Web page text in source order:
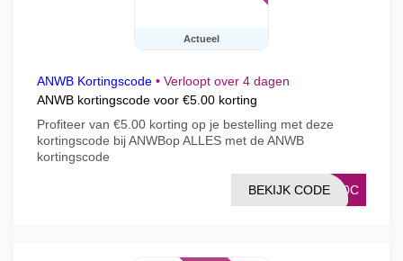
Actueel
ANWB Kortingscode • Verloopt over 4 dagen
ANWB kortingscode voor €5.00 korting
Profiteer van €5.00 korting op je bestelling met deze
kortingscode bij ANWBop ALLES met de ANWB
kortingscode
620C
BEKIJK CODE